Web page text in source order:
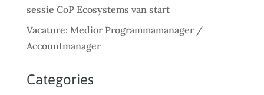
sessie CoP Ecosystems van start
Vacature: Medior Programmamanager /
Accountmanager
Categories